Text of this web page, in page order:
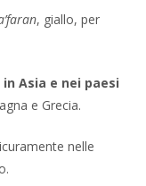
, giallo, per
in Asia e nei paesi
e Grecia.
nelle